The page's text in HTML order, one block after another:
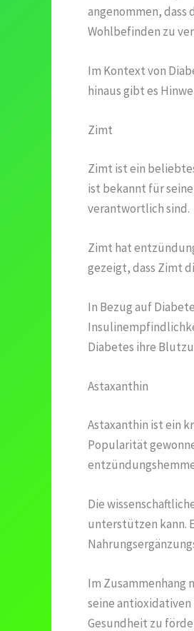
angenommen, dass
Wohlbefinden zu
Im Kontext von
hinaus gibt es
Zimt
Zimt ist ein
ist bekannt für
verantwortlich sind.
Zimt hat
gezeigt, dass Zimt
In Bezug auf
Diabetes ihre
Astaxanthin
Astaxanthin ist ein
Popularität
Die
unterstützen kann.
Im Zusammenhang
seine
Gesundheit zu